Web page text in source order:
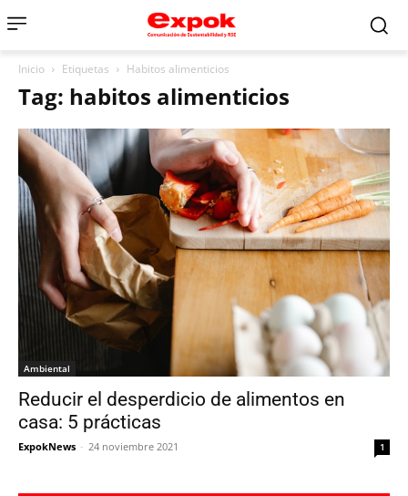
Inicio Etiquetas Habitos alimenticios
Tag: habitos alimenticios
Ambiental
Reducir el desperdicio de alimentos en
casa: 5 prácticas
ExpokNews - 24 noviembre 2021 1